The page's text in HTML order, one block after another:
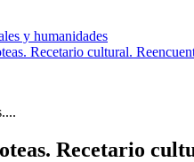
y humanidades
Recetario cultural.
Recetario